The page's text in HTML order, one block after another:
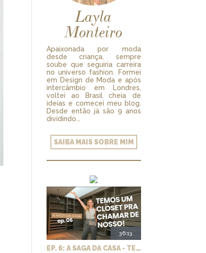
Layla
Monteiro
Apaixonada por moda
desde criança, sempre
soube que seguiria carreira
no universo fashion. Formei
em Design de Moda e após
intercâmbio em Londres,
voltei ao Brasil cheia de
ideias e comecei meu blog.
Desde então já são 9 anos
dividindo...
SAIBA MAIS SOBRE MIM
36:13
EP. 6: A SAGA DA CASA - TEMOS UM CLOSET PRA CHAMAR DE NOSSO + MARCENARIA E PAISAGISMO